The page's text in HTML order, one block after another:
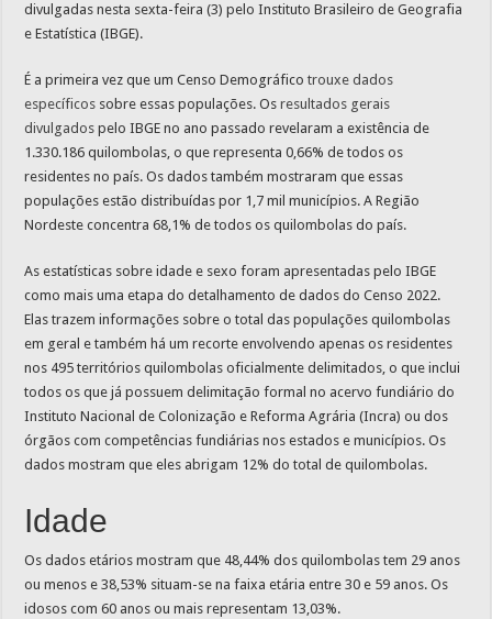
divulgadas nesta sexta-feira (3) pelo Instituto Brasileiro de Geografia
e Estatística (IBGE).
É a primeira vez que um Censo Demográficotrouxe dados
específicos sobre essas populações. Osresultados gerais
divulgados pelo IBGE no ano passado revelaram a existência de
1.330.186 quilombolas, o que representa 0,66% de todos os
residentes no país. Os dados também mostraram que essas
populações estão distribuídas por 1,7 mil municípios. A Região
Nordeste concentra 68,1% de todos os quilombolas do país.
As estatísticas sobre idade e sexo foram apresentadas pelo IBGE
como mais uma etapa do detalhamento de dados do Censo 2022.
Elas trazem informações sobre o total das populações quilombolas
em geral e também há um recorte envolvendo apenas os residentes
nos 495 territórios quilombolas oficialmente delimitados, o que inclui
todos os que já possuem delimitação formal no acervo fundiário do
Instituto Nacional de Colonização e Reforma Agrária (Incra) ou dos
órgãos com competências fundiárias nos estados e municípios. Os
dados mostram que eles abrigam 12% do total de quilombolas.
Idade
Os dados etários mostram que 48,44% dos quilombolas tem 29 anos
ou menos e 38,53% situam-se na faixa etária entre 30 e 59 anos. Os
idosos com 60 anos ou mais representam 13,03%.